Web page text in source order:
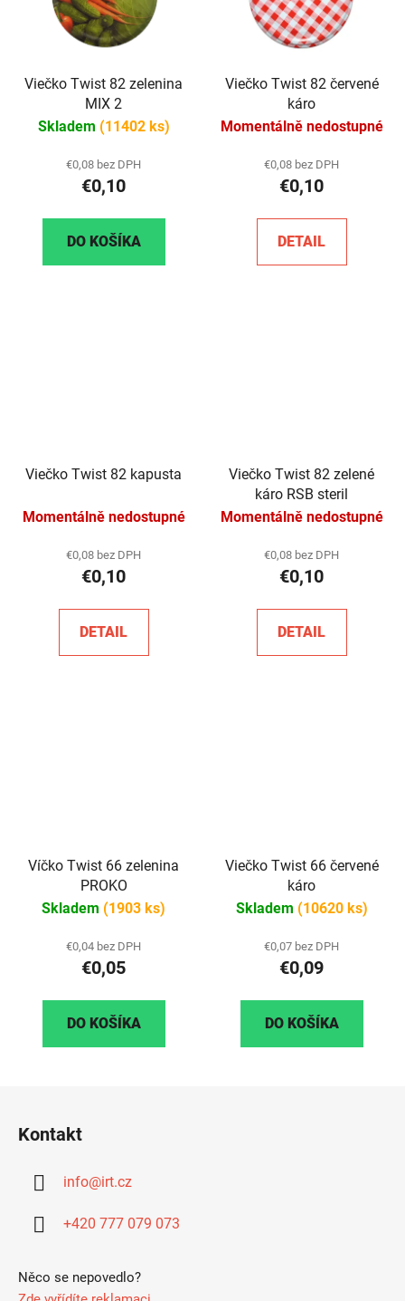
Viečko Twist 82 zelenina
MIX 2
Skladem (11402 ks)
€0,08 bez DPH
€0,10
DO KOŠÍKA
Viečko Twist 82 červené
káro
Momentálně nedostupné
€0,08 bez DPH
€0,10
DETAIL
Viečko Twist 82 kapusta
Momentálně nedostupné
€0,08 bez DPH
€0,10
DETAIL
Viečko Twist 82 zelené
káro RSB steril
Momentálně nedostupné
€0,08 bez DPH
€0,10
DETAIL
Víčko Twist 66 zelenina
PROKO
Skladem (1903 ks)
€0,04 bez DPH
€0,05
DO KOŠÍKA
Viečko Twist 66 červené
káro
Skladem (10620 ks)
€0,07 bez DPH
€0,09
DO KOŠÍKA
Kontakt
info@irt.cz
+420 777 079 073
Něco se nepovedlo?